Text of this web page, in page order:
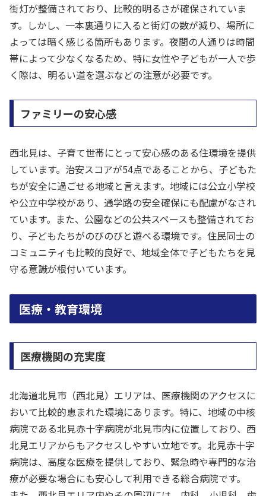
街灯が整備されており、比較的明るさが確保されていま
す。しかし、一本裏通りに入ると街灯の数が減り、場所に
よっては暗く感じる箇所もあります。夜間の人通りは時間
帯によって少なくなるため、特に女性や子どもが一人で歩
く際は、明るい道を選ぶなどの注意が必要です。
ファミリーの安心感
西北見は、子育て世帯にとって安心感のある住環境を提供
しています。治安スコアが54点であることから、子どもた
ちが安全に過ごせる地域と言えます。地域には公立小学校
や公立中学校があり、通学路の安全確保にも配慮がなされ
ています。また、公園などの公共スペースも整備されてお
り、子どもたちがのびのびと遊べる環境です。住民同士の
コミュニティも比較的良好で、地域全体で子どもたちを見
守る意識が根付いています。
医療・教育環境
医療機関の充実度
北海道北見市（西北見）エリアは、医療機関のアクセスに
おいて比較的恵まれた環境にあります。特に、地域の中核
病院である北見赤十字病院が北見市内に位置しており、西
北見エリアからもアクセスしやすい立地です。北見赤十字
病院は、高度な医療を提供しており、緊急時や専門的な治
療が必要な場合にも安心して利用できる総合病院です。